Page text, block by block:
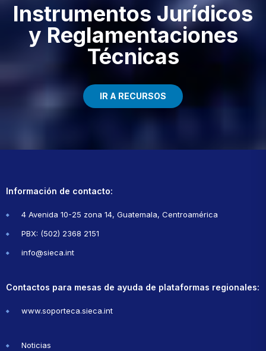
Instrumentos Jurídicos
y Reglamentaciones
Técnicas
IR A RECURSOS
Información de contacto:
4 Avenida 10-25 zona 14, Guatemala, Centroamérica
PBX: (502) 2368 2151
info@sieca.int
Contactos para mesas de ayuda de plataformas regionales:
www.soporteca.sieca.int
Noticias